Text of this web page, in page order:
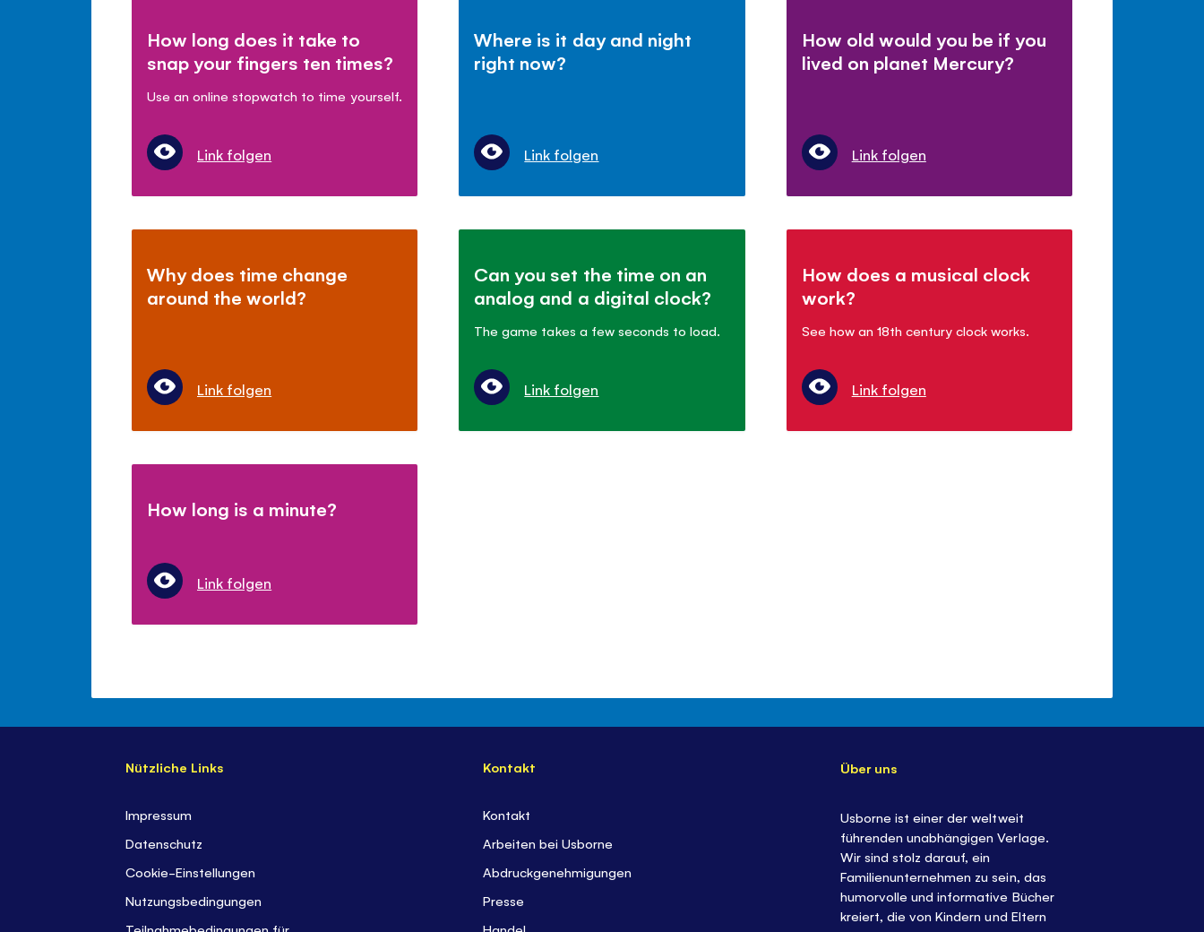
How long does it take to
snap your fingers ten times?
Use an online stopwatch to time yourself.
Link folgen
Where is it day and night
right now?
Link folgen
How old would you be if you
lived on planet Mercury?
Link folgen
Why does time change
around the world?
Link folgen
Can you set the time on an
analog and a digital clock?
The game takes a few seconds to load.
Link folgen
How does a musical clock
work?
See how an 18th century clock works.
Link folgen
How long is a minute?
Link folgen
Nützliche Links
Impressum
Datenschutz
Cookie-Einstellungen
Nutzungsbedingungen
Kontakt
Kontakt
Arbeiten bei Usborne
Abdruckgenehmigungen
Presse
Über uns
Usborne ist einer der weltweit
führenden unabhängigen Verlage.
Wir sind stolz darauf, ein
Familienunternehmen zu sein, das
humorvolle und informative Bücher
kreiert, die von Kindern und Eltern